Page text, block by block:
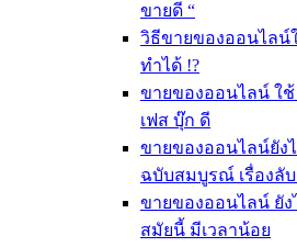
ขายดี “
วิธีขายของออนไลน์
ทำได้ !?
ขายของออนไลน์ ใช้
เฟส บุ๊ก ดี
ขายของออนไลน์ยัง
ฉบับสมบูรณ์ เรื่องลั
ขายของออนไลน์ ยั
สมัยนี้ มีเวลาน้อย